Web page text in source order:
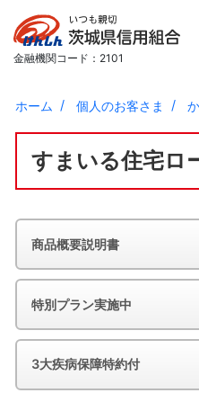
金融機関コード：2101
ホーム 個人のお客さま
すまいる住宅ロ
商品概要説明書
特別プラン実施中
3大疾病保障特約付